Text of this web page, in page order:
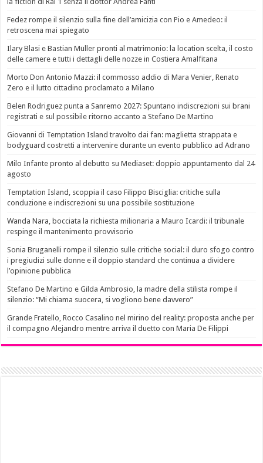
Fedez rompe il silenzio sulla fine dell’amicizia con Pio e Amedeo: il
retroscena mai spiegato
Ilary Blasi e Bastian Müller pronti al matrimonio: la location scelta, il costo
delle camere e tutti i dettagli delle nozze in Costiera Amalfitana
Morto Don Antonio Mazzi: il commosso addio di Mara Venier, Renato
Zero e il lutto cittadino proclamato a Milano
Belen Rodriguez punta a Sanremo 2027: Spuntano indiscrezioni sui brani
registrati e sul possibile ritorno accanto a Stefano De Martino
Giovanni di Temptation Island travolto dai fan: maglietta strappata e
bodyguard costretti a intervenire durante un evento pubblico ad Adrano
Milo Infante pronto al debutto su Mediaset: doppio appuntamento dal 24
agosto
Temptation Island, scoppia il caso Filippo Bisciglia: critiche sulla
conduzione e indiscrezioni su una possibile sostituzione
Wanda Nara, bocciata la richiesta milionaria a Mauro Icardi: il tribunale
respinge il mantenimento provvisorio
Sonia Bruganelli rompe il silenzio sulle critiche social: il duro sfogo contro
i pregiudizi sulle donne e il doppio standard che continua a dividere
l’opinione pubblica
Stefano De Martino e Gilda Ambrosio, la madre della stilista rompe il
silenzio: “Mi chiama suocera, si vogliono bene davvero”
Grande Fratello, Rocco Casalino nel mirino del reality: proposta anche per
il compagno Alejandro mentre arriva il duetto con Maria De Filippi